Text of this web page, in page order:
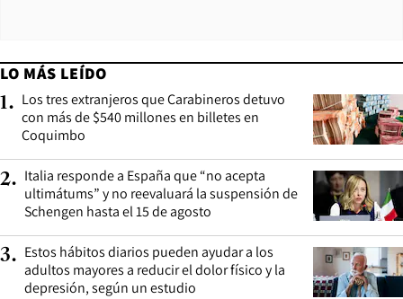
LO MÁS LEÍDO
1. Los tres extranjeros que Carabineros detuvo
con más de $540 millones en billetes en
Coquimbo
2. Italia responde a España que “no acepta
ultimátums” y no reevaluará la suspensión de
Schengen hasta el 15 de agosto
3. Estos hábitos diarios pueden ayudar a los
adultos mayores a reducir el dolor físico y la
depresión, según un estudio